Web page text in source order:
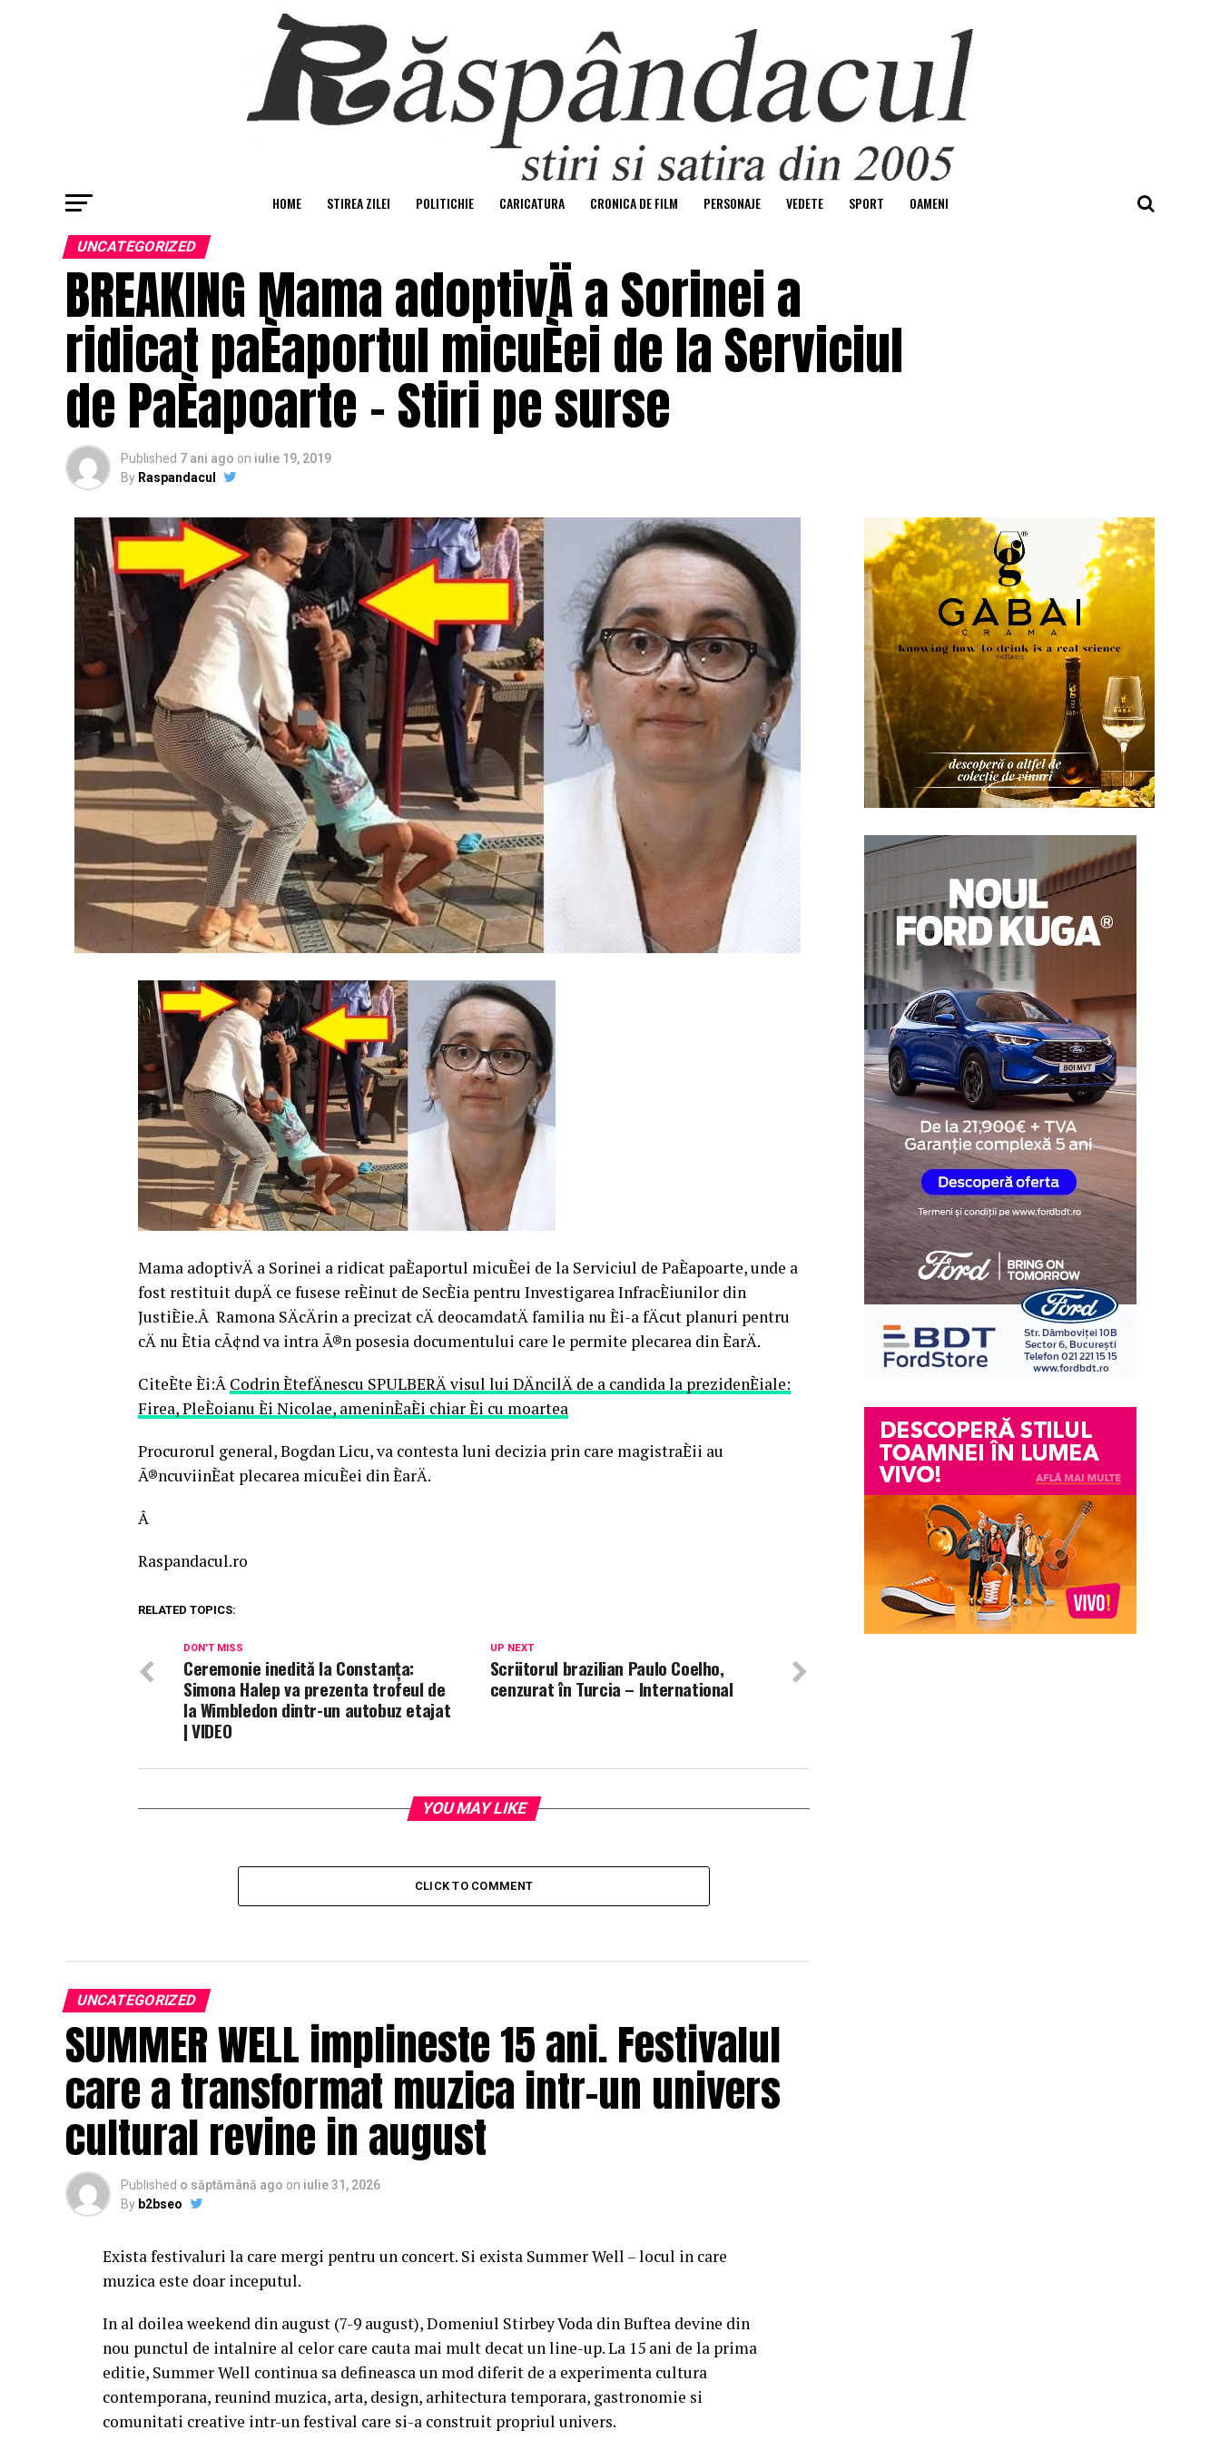
HOME STIREA ZILEI POLITICHIE CARICATURA CRONICA DE FILM PERSONAJE VEDETE SPORT OAMENI
UNCATEGORIZED
BREAKING Mama adoptivÄ a Sorinei a
ridicat paÈaportul micuÈei de la Serviciul
de PaÈapoarte – Stiri pe surse
Published 7 ani ago on iulie 19, 2019
By Raspandacul
Mama adoptivÄ a Sorinei a ridicat paÈaportul micuÈei de la Serviciul de PaÈapoarte, unde a
fost restituit dupÄ ce fusese reÈinut de SecÈia pentru Investigarea InfracÈiunilor din
JustiÈie.Â Ramona SÄcÄrin a precizat cÄ deocamdatÄ familia nu Èi-a fÄcut planuri pentru
cÄ nu Ètia cÃ¢nd va intra Ã®n posesia documentului care le permite plecarea din ÈarÄ.
CiteÈte Èi:Â Codrin ÈtefÄnescu SPULBERÄ visul lui DÄncilÄ de a candida la prezidenÈiale:
Firea, PleÈoianu Èi Nicolae, ameninÈaÈi chiar Èi cu moartea
Procurorul general, Bogdan Licu, va contesta luni decizia prin care magistraÈii au
Ã®ncuviinÈat plecarea micuÈei din ÈarÄ.
Â
Raspandacul.ro
RELATED TOPICS:
UP NEXT
Scriitorul brazilian Paulo Coelho,
cenzurat în Turcia – International
DON'T MISS
Ceremonie inedită la Constanţa:
Simona Halep va prezenta trofeul de
la Wimbledon dintr-un autobuz etajat
| VIDEO
YOU MAY LIKE
CLICK TO COMMENT
UNCATEGORIZED
SUMMER WELL implineste 15 ani. Festivalul
care a transformat muzica intr-un univers
cultural revine in august
Published o săptămână ago on iulie 31, 2026
By b2bseo
Exista festivaluri la care mergi pentru un concert. Si exista Summer Well – locul in care
muzica este doar inceputul.
In al doilea weekend din august (7-9 august), Domeniul Stirbey Voda din Buftea devine din
nou punctul de intalnire al celor care cauta mai mult decat un line-up. La 15 ani de la prima
editie, Summer Well continua sa defineasca un mod diferit de a experimenta cultura
contemporana, reunind muzica, arta, design, arhitectura temporara, gastronomie si
comunitati creative intr-un festival care si-a construit propriul univers.